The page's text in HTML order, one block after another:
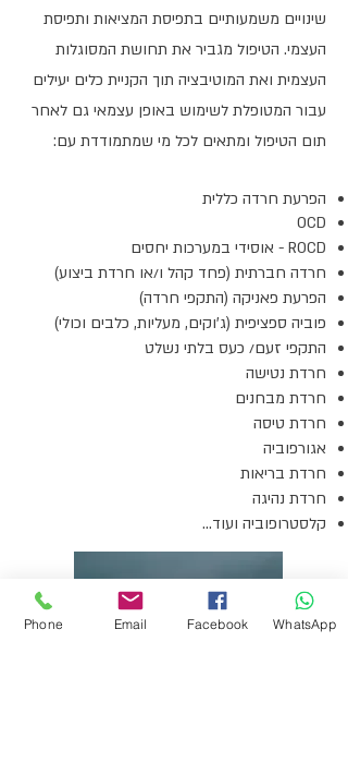
שינויים משמעותיים בתפיסת המציאות ותפיסת
העצמי. הטיפול מגביר את תחושת המסוגלות
העצמית ואת המוטיבציה תוך הקניית כלים יעילים
עבור המטופלת לשימוש באופן עצמאי גם לאחר
תום הטיפול ומתאים לכל מי שמתמודדת עם:
הפרעת חרדה כללית
OCD
ROCD - אוסידי במערכות יחסים
חרדה חברתית (פחד קהל ו/או חרדת ביצוע)
הפרעת פאניקה (התקפי חרדה)
פוביה ספציפית (ג'וקים, מעליות, כלבים וכולי)
התקפי זעם/ כעס בלתי נשלט
חרדת נטישה
חרדת מבחנים
חרדת טיסה
אגורפוביה
חרדת בריאות
חרדת נהיגה
קלסטרופוביה ועוד...
Phone Email Facebook WhatsApp